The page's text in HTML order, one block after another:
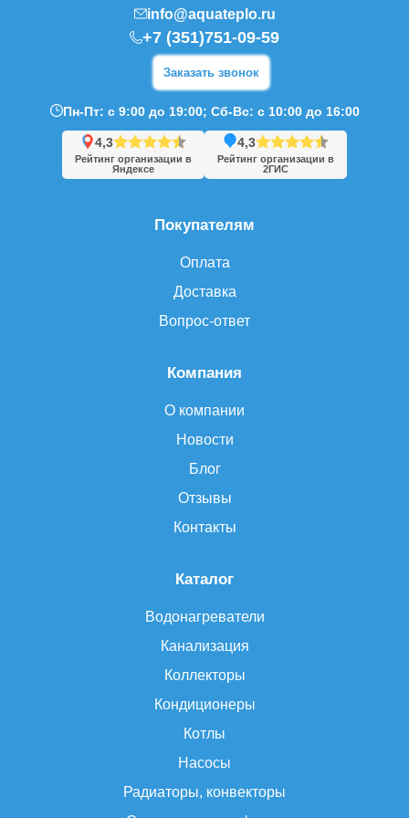
Каталог
Водонагреватели
Канализация
Коллекторы
Кондиционеры
Котлы
Насосы
Радиаторы, конвекторы
Компания
О компании
Новости
Блог
Отзывы
Контакты
Покупателям
Оплата
Доставка
Вопрос-ответ
info@aquateplo.ru
+7 (351)751-09-59
Заказать звонок
Пн-Пт: с 9:00 до 19:00; Сб-Вс: с 10:00 до 16:00
4,3
Рейтинг организации в
Яндексе
4,3
Рейтинг организации в
2ГИС